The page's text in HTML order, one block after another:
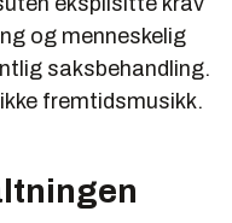
og menneskelig
saksbehandling.
fremtidsmusikk.